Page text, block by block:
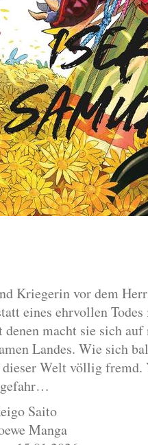
Kriegerin vor dem
eines ehrvollen
macht sie sich
Landes. Wie sich
dieser Welt völlig
Saito
Manga